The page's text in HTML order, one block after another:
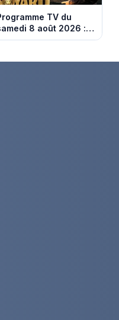
TV du
8 août 2026 :
sélection pour